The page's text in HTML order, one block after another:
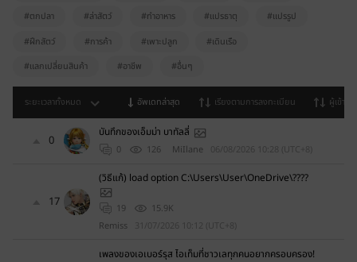
ก
า
ร
ย้
า
ย
ไ
ห
#ตกปลา
#ล่าสัตว์ #ทำอาหาร #แปรธาตุ
#แปรรูป
#ฝึกสัตว์
#การค้า #เพาะปลูก
#เดินเรือ
#แลกเปลี่ยนสินค้า
#อาชีพ #อื่นๆ
อัพเดทล่าสุด เรียงตามการลงทะเบียน ผู้เข้าชม
ระยะเวลาทั้งหมด
0
บันทึกของเอ็มม่า บาทัลลี่
0 126 MiIlane 06/08/2026 10:28 (UTC+8)
17
(วิธีแก้) load option C:\Users\User\OneDrive\????
19
15.9K
Remiss
31/07/2026 10:12 (UTC+8)
เพลงของเอเบอร์รุส ไอเท็มที่ชาวเลทุกคนอยากครอบครอง!